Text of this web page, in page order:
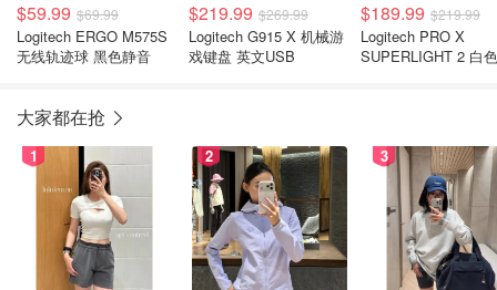
$59.99 $69.99
Logitech ERGO M575S
无线轨迹球 黑色静音
$219.99 $269.99
Logitech G915 X 机械游
戏键盘 英文USB
$189.99 $219.99
Logitech PRO X
SUPERLIGHT 2 白色
大家都在抢
1 2 3